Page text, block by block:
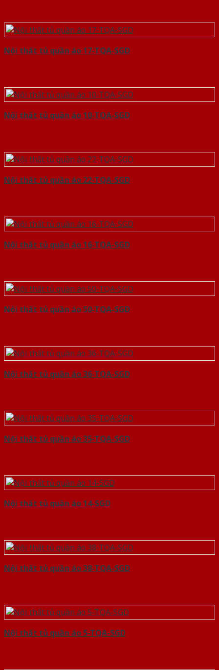
Nội thất tủ quần áo 17-TQA-SGD
Nội thất tủ quần áo 10-TQA-SGD
Nội thất tủ quần áo 22-TQA-SGD
Nội thất tủ quần áo 16-TQA-SGD
Nội thất tủ quần áo 50-TQA-SGD
Nội thất tủ quần áo 36-TQA-SGD
Nội thất tủ quần áo 35-TQA-SGD
Nội thất tủ quần áo 14-SGD
Nội thất tủ quần áo 38-TQA-SGD
Nội thất tủ quần áo 5-TQA-SGD